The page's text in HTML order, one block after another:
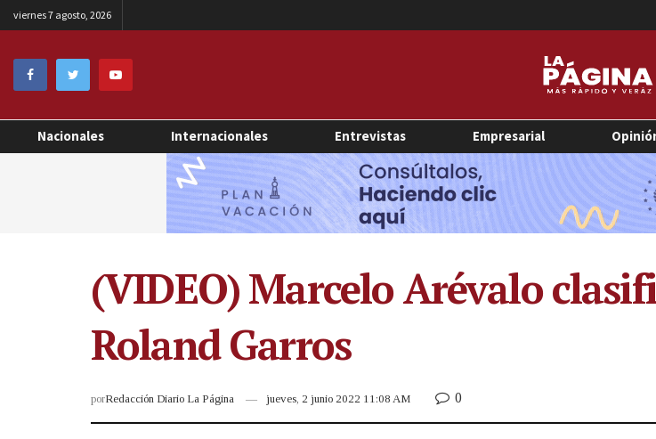
viernes 7 agosto, 2026
Nacionales Internacionales Entrevistas Empresarial
(VIDEO) Marcelo Arévalo
Roland Garros
porRedacción Diario La Página jueves, 2 junio 2022 11:08 AM 0